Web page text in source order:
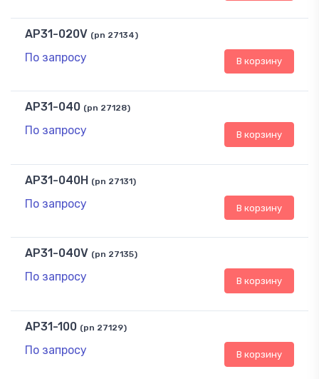
AP31-020V (pn 27134)
По запросу В корзину
AP31-040 (pn 27128)
По запросу В корзину
AP31-040H (pn 27131)
По запросу В корзину
AP31-040V (pn 27135)
По запросу В корзину
AP31-100 (pn 27129)
По запросу В корзину